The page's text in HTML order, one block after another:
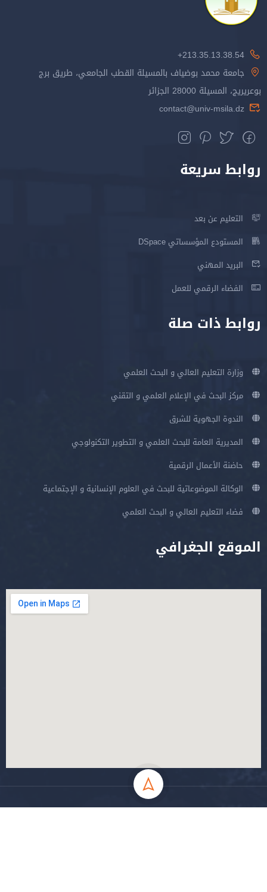
213.35.13.38.54+
جامعة محمد بوضياف بالمسيلة القطب الجامعي، طريق برج
بوعريريج، المسيلة 28000 الجزائر
contact@univ-msila.dz
روابط سريعة
التعليم عن بعد
المستودع المؤسساتي DSpace
البريد المهني
الفضاء الرقمي للعمل
روابط ذات صلة
وزارة التعليم العالي و البحث العلمي
مركز البحث في الإعلام العلمي و التقني
الندوة الجهوية للشرق
المديرية العامة للبحث العلمي و التطوير التكنولوجي
حاضنة الأعمال الرقمية
الوكالة الموضوعاتية للبحث في العلوم الإنسانية و الإجتماعية
فضاء التعليم العالي و البحث العلمي
الموقع الجغرافي
جميع الحقوق محفوظة جامعة المسيلة - 2024